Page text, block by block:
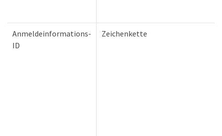
Anmeldeinformations-
ID
Zeichenkette